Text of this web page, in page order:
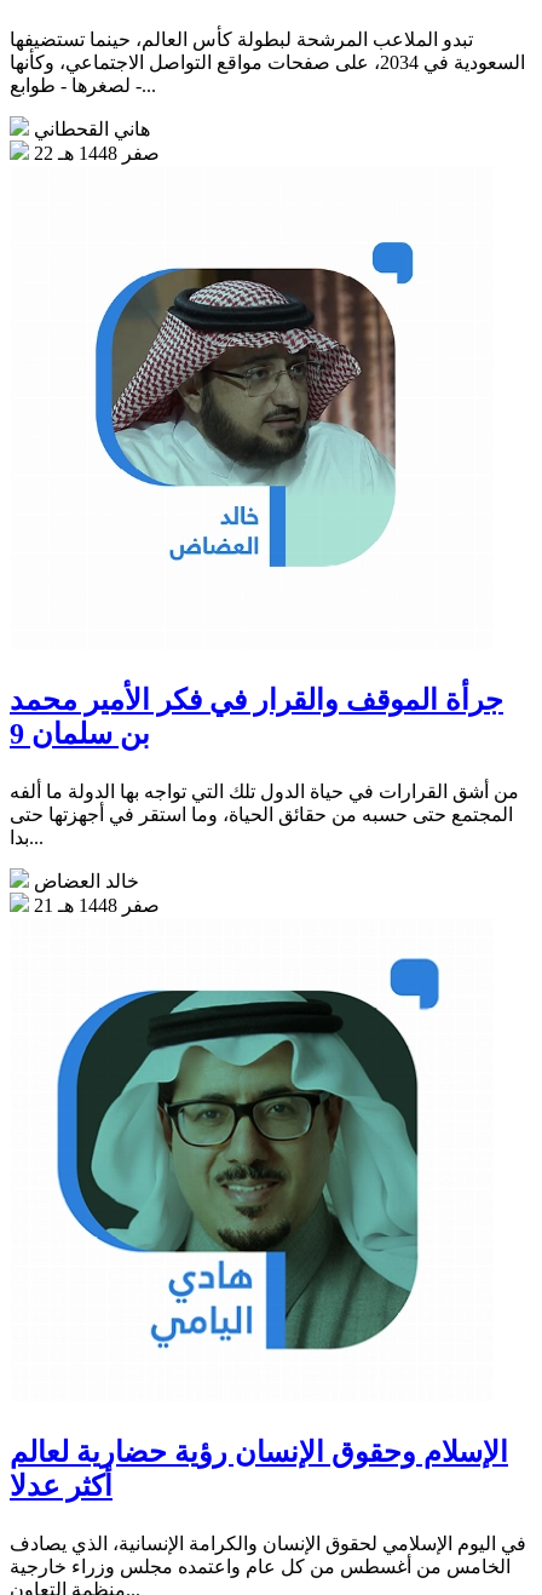
تبدو الملاعب المرشحة لبطولة كأس العالم، حينما تستضيفها
السعودية في 2034، على صفحات مواقع التواصل الاجتماعي، وكأنها
- لصغرها - طوابع...
هاني القحطاني
22 صفر 1448 هـ
جرأة الموقف والقرار في فكر الأمير محمد
بن سلمان 9
من أشق القرارات في حياة الدول تلك التي تواجه بها الدولة ما ألفه
المجتمع حتى حسبه من حقائق الحياة، وما استقر في أجهزتها حتى
بدا...
خالد العضاض
21 صفر 1448 هـ
الإسلام وحقوق الإنسان رؤية حضارية لعالم
أكثر عدلا
في اليوم الإسلامي لحقوق الإنسان والكرامة الإنسانية، الذي يصادف
الخامس من أغسطس من كل عام واعتمده مجلس وزراء خارجية
منظمة التعاون...